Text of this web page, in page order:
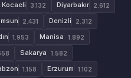
Kocaeli 3.132 Diyarbakır 2.612
2.431 Denizli 2.312
1.953 Manisa 1.892
Sakarya 1.582
1.158 Erzurum 1.102